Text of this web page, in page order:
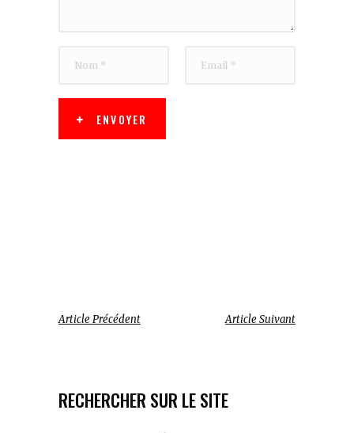
ENVOYER
Article Précédent Article Suivant
RECHERCHER SUR LE SITE